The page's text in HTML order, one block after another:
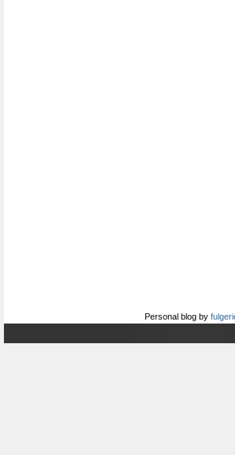
Personal blog by